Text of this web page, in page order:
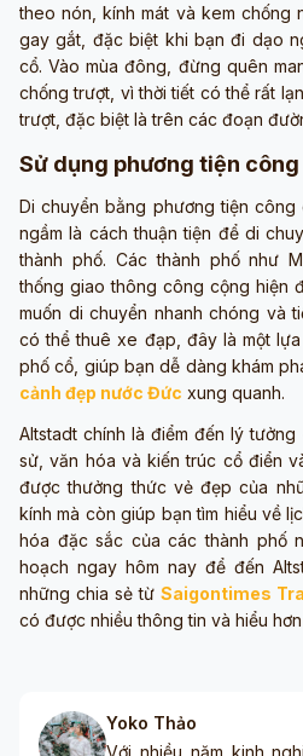
theo nón, kính mát và kem chống
gay gắt, đặc biệt khi bạn đi dạo
cổ. Vào mùa đông, đừng quên
chống trượt, vì thời tiết có thể rất
trượt, đặc biệt là trên các đoạn
Sử dụng phương tiện
Di chuyển bằng phương tiện
ngầm là cách thuận tiện để di
thành phố. Các thành phố như
thống giao thông công cộng hiện
muốn di chuyển nhanh chóng và
có thể thuê xe đạp, đây là một
phố cổ, giúp bạn dễ dàng khám
cảnh đẹp nước Đức xung quanh.
Altstadt chính là điểm đến lý
sử, văn hóa và kiến trúc cổ điển
được thưởng thức vẻ đẹp của
kính mà còn giúp bạn tìm hiểu về
hóa đặc sắc của các thành phố
hoạch ngay hôm nay để đến
những chia sẻ từ Saigontimes
có được nhiều thông tin và hiểu
Yoko Thảo
Với nhiều năm kinh